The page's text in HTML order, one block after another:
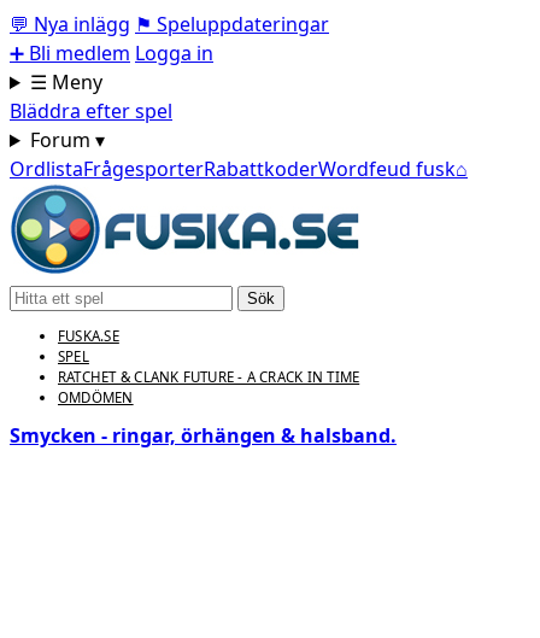
💬 Nya inlägg ⚑ Speluppdateringar
➕ Bli medlem Logga in
☰ Meny
Bläddra efter spel
Forum ▾
OrdlistaFrågesporterRabattkoderWordfeud fusk⌂
Sök
FUSKA.SE
SPEL
RATCHET & CLANK FUTURE - A CRACK IN TIME
OMDÖMEN
Smycken - ringar, örhängen & halsband.